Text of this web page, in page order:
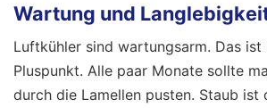
Wartung und
Luftkühler sind wartungsarm. Das
Pluspunkt. Alle paar Monate sollte
durch die Lamellen pusten. Staub ist